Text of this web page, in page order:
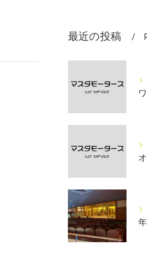
最近の投稿